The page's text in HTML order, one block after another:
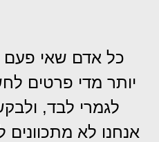
כל אדם שאי פעם
יותר מדי פרטים
לגמרי לבד,
אנחנו לא מתכוונים